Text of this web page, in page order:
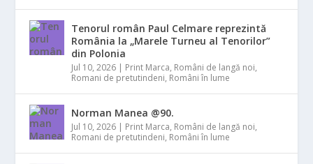
Tenorul român Paul Celmare reprezintă
România la „Marele Turneu al Tenorilor”
din Polonia
Jul 10, 2026 | Print Marca, Români de langă noi,
Romani de pretutindeni, Români în lume
Norman Manea @90.
Jul 10, 2026 | Print Marca, Români de langă noi,
Romani de pretutindeni, Români în lume